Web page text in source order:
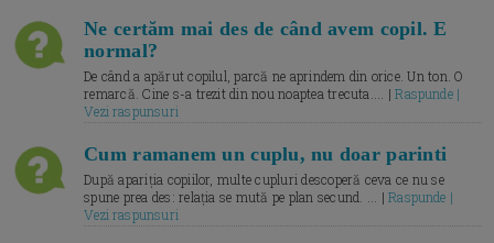
Ne certăm mai des de când avem copil. E
normal?
De când a apărut copilul, parcă ne aprindem din orice. Un ton. O
remarcă. Cine s-a trezit din nou noaptea trecuta.... |Raspunde |
Vezi raspunsuri
Cum ramanem un cuplu, nu doar parinti
După apariția copiilor, multe cupluri descoperă ceva ce nu se
spune prea des: relația se mută pe plan secund. ... |Raspunde |
Vezi raspunsuri